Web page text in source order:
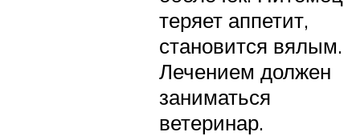
теряет аппетит,
становится вялым.
Лечением должен
заниматься
ветеринар.